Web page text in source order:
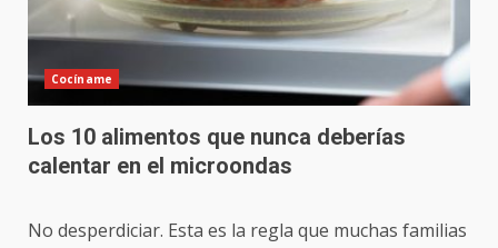
Cocíname
Los 10 alimentos que nunca deberías
calentar en el microondas
No desperdiciar. Esta es la regla que muchas familias